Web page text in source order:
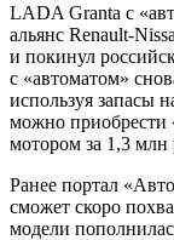
LADA Granta с
альянс Renault-
и покинул
с «автоматом»
используя запасы
можно приобрести
мотором за 1,3 млн
Ранее портал
сможет скоро
модели